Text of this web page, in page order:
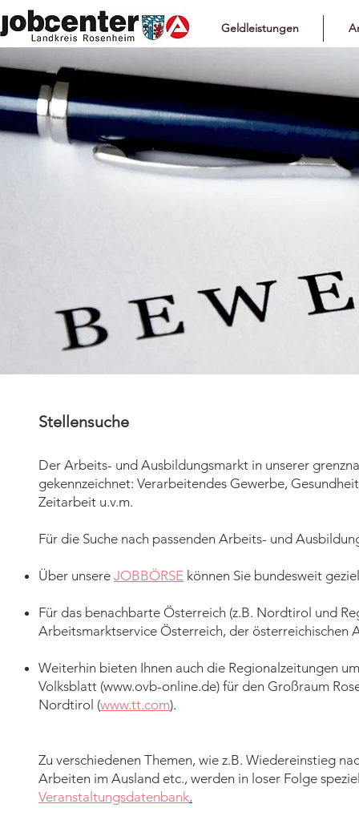
Geldleistungen
Stellensuche
Der Arbeits- und Ausbildungsmarkt in unserer
gekennzeichnet: Verarbeitendes Gewerbe,
Zeitarbeit u.v.m.
Für die Suche nach passenden Arbeits- und
Über unsere JOBBÖRSE können Sie bundesweit
Für das benachbarte Österreich (z.B. Nordtirol und
Arbeitsmarktservice Österreich, der österreichischen
Weiterhin bieten Ihnen auch die Regionalzeitungen
Volksblatt (www.ovb-online.de) für den Großraum
Nordtirol (www.tt.com).
Zu verschiedenen Themen, wie z.B. Wiedereinstieg
Arbeiten im Ausland etc., werden in loser Folge
Veranstaltungsdatenbank.